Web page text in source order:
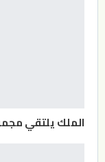
الملك يلتقي